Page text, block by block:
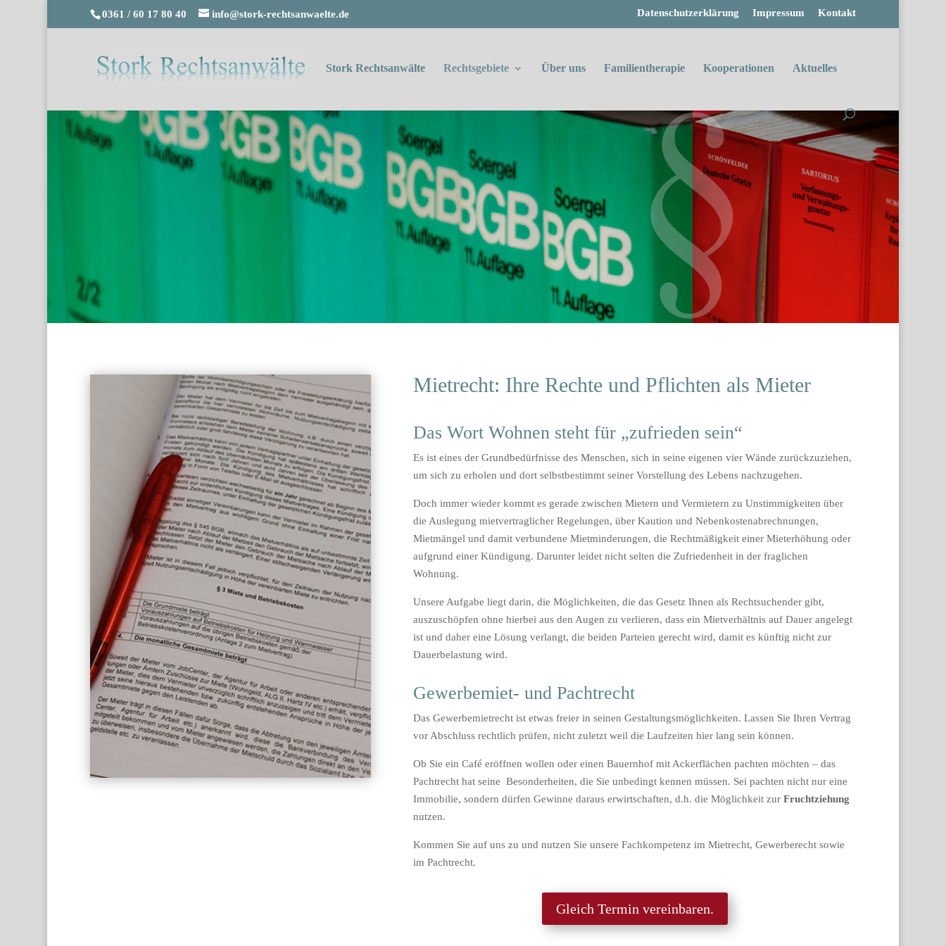
0361 / 60 17 80 40 info@stork-rechtsanwaelte.de Datenschutzerklärung Impressum Kontakt
Stork Rechtsanwälte Rechtsgebiete Über uns Familientherapie Kooperationen Aktuelles
Mietrecht: Ihre Rechte und Pflichten als Mieter
Das Wort Wohnen steht für „zufrieden sein“
Es ist eines der Grundbedürfnisse des Menschen, sich in seine eigenen vier Wände zurückzuziehen,
um sich zu erholen und dort selbstbestimmt seiner Vorstellung des Lebens nachzugehen.
Doch immer wieder kommt es gerade zwischen Mietern und Vermietern zu Unstimmigkeiten über
die Auslegung mietvertraglicher Regelungen, über Kaution und Nebenkostenabrechnungen,
Mietmängel und damit verbundene Mietminderungen, die Rechtmäßigkeit einer Mieterhöhung oder
aufgrund einer Kündigung. Darunter leidet nicht selten die Zufriedenheit in der fraglichen
Wohnung.
Unsere Aufgabe liegt darin, die Möglichkeiten, die das Gesetz Ihnen als Rechtsuchender gibt,
auszuschöpfen ohne hierbei aus den Augen zu verlieren, dass ein Mietverhältnis auf Dauer angelegt
ist und daher eine Lösung verlangt, die beiden Parteien gerecht wird, damit es künftig nicht zur
Dauerbelastung wird.
Gewerbemiet- und Pachtrecht
Das Gewerbemietrecht ist etwas freier in seinen Gestaltungsmöglichkeiten. Lassen Sie Ihren Vertrag
vor Abschluss rechtlich prüfen, nicht zuletzt weil die Laufzeiten hier lang sein können.
Ob Sie ein Café eröffnen wollen oder einen Bauernhof mit Ackerflächen pachten möchten – das
Pachtrecht hat seine Besonderheiten, die Sie unbedingt kennen müssen. Sei pachten nicht nur eine
Immobilie, sondern dürfen Gewinne daraus erwirtschaften, d.h. die Möglichkeit zurFruchtziehung
nutzen.
Kommen Sie auf uns zu und nutzen Sie unsere Fachkompetenz im Mietrecht, Gewerberecht sowie
im Pachtrecht.
Gleich Termin vereinbaren.